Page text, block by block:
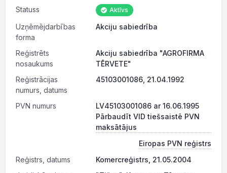
Statuss Aktīvs
Uzņēmējdarbības
forma
Akciju sabiedrība
Reģistrēts
nosaukums
Akciju sabiedrība "AGROFIRMA
TĒRVETE"
Reģistrācijas
numurs, datums
45103001086, 21.04.1992
PVN numurs
LV45103001086 ar 16.06.1995
Pārbaudīt VID tiešsaistē PVN
maksātājus
Eiropas PVN reģistrs
Reģistrs, datums
Komercreģistrs, 21.05.2004